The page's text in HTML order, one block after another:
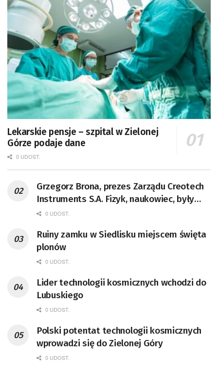
Lekarskie pensje – szpital w Zielonej
Górze podaje dane
0 UDOST.
Grzegorz Brona, prezes Zarządu Creotech
Instruments S.A. Fizyk, naukowiec, były
pracownik CERN w Genewie,
doktor habilitowany nauk fizycznych,
koordynator Rady Sektorowej ds.
Kompetencji Przemysłu Lotniczo-
Badań Kosmicznych i Satelitarnych PAN.
0 UDOST.
Ruiny zamku w Siedlisku miejscem święta
plonów
0 UDOST.
Lider technologii kosmicznych wchodzi do
Lubuskiego
0 UDOST.
Polski potentat technologii kosmicznych
wprowadzi się do Zielonej Góry
0 UDOST.